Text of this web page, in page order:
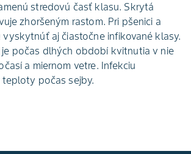
stredovú časť klasu. Skrytá
zhoršeným rastom. Pri pšenici a
vyskytnúť aj čiastočne infikované klasy.
počas dlhých období kvitnutia v nie
a miernom vetre. Infekciu
počas sejby.